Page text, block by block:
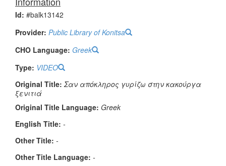
Id: #balk13142
Provider: Public Library of Konitsa
CHO Language: Greek
Type: VIDEO
Original Title: Σαν απόκληρος γυρίζω στην κακούργα
ξενιτιά
Original Title Language: Greek
English Title: -
Other Title: -
Other Title Language: -